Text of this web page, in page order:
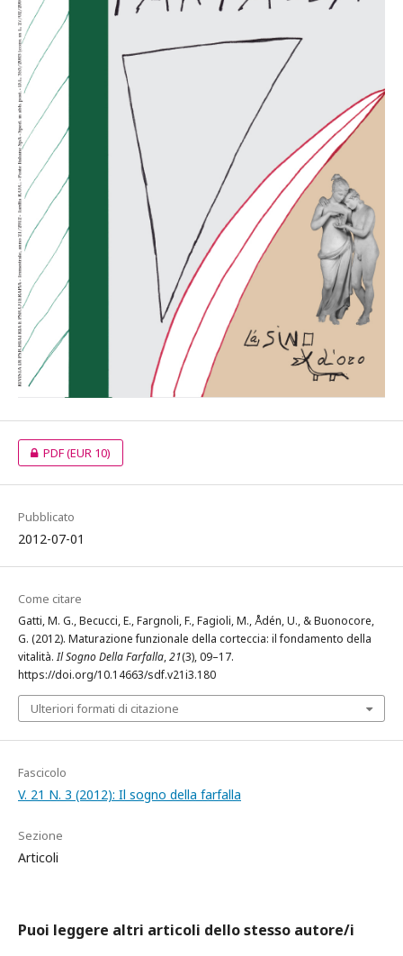
PDF(EUR 10)
Pubblicato
2012-07-01
Come citare
Gatti, M. G., Becucci, E., Fargnoli, F., Fagioli, M., Ådén, U., & Buonocore,
G. (2012). Maturazione funzionale della corteccia: il fondamento della
vitalità.Il Sogno Della Farfalla,21(3), 09–17.
https://doi.org/10.14663/sdf.v21i3.180
Ulteriori formati di citazione
Fascicolo
V. 21 N. 3 (2012): Il sogno della farfalla
Sezione
Articoli
Puoi leggere altri articoli dello stesso autore/i